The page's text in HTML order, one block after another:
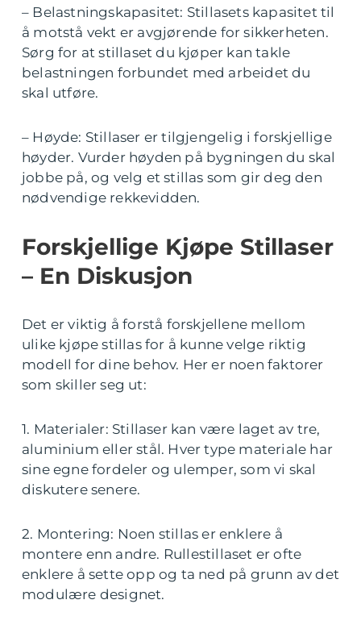
– Belastningskapasitet: Stillasets kapasitet til
å motstå vekt er avgjørende for sikkerheten.
Sørg for at stillaset du kjøper kan takle
belastningen forbundet med arbeidet du
skal utføre.
– Høyde: Stillaser er tilgjengelig i forskjellige
høyder. Vurder høyden på bygningen du skal
jobbe på, og velg et stillas som gir deg den
nødvendige rekkevidden.
Forskjellige Kjøpe Stillaser
– En Diskusjon
Det er viktig å forstå forskjellene mellom
ulike kjøpe stillas for å kunne velge riktig
modell for dine behov. Her er noen faktorer
som skiller seg ut:
1. Materialer: Stillaser kan være laget av tre,
aluminium eller stål. Hver type materiale har
sine egne fordeler og ulemper, som vi skal
diskutere senere.
2. Montering: Noen stillas er enklere å
montere enn andre. Rullestillaset er ofte
enklere å sette opp og ta ned på grunn av det
modulære designet.